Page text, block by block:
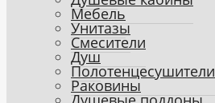
Мебель
Унитазы
Смесители
Душ
Полотенцесушители
Раковины